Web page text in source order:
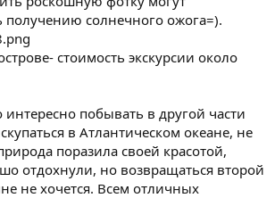
получению солнечного ожога=).
стоимость экскурсии около
интересно побывать в другой части
в Атлантическом океане, не
поразила своей красотой,
отдохнули, но возвращаться второй
не хочется. Всем отличных